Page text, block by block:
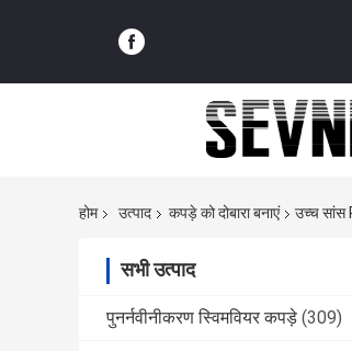
होम उत्पाद कपड़े को दोबारा बनाएं उच्च सांस
सभी उत्पाद
पुनर्नवीनीकरण स्विमवियर कपड़े (309)